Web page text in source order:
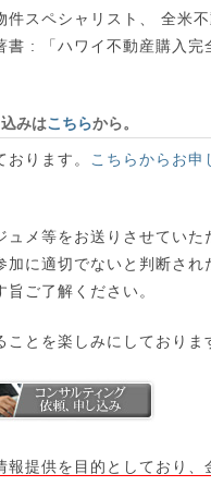
スペシャリスト、 全米
: 「ハワイ不動産購入完
みはこちらから。
ります。
こちらからお申
メ等をお送りさせていた
に適切でないと判断され
ご了解ください。
ことを楽しみにしており
報提供を目的としており、